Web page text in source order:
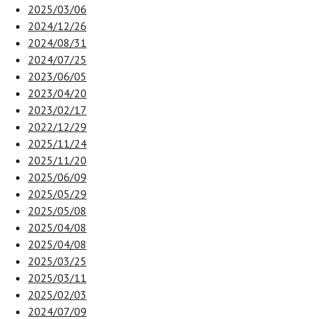
2025/03/06
2024/12/26
2024/08/31
2024/07/25
2023/06/05
2023/04/20
2023/02/17
2022/12/29
2025/11/24
2025/11/20
2025/06/09
2025/05/29
2025/05/08
2025/04/08
2025/04/08
2025/03/25
2025/03/11
2025/02/03
2024/07/09